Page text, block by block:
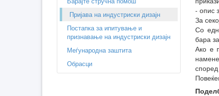
Пријава на индустриски дизајн
Постапка за ипитување и
признавање на индустриски дизајн
Меѓународна заштита
Обрасци
- опис
За
Со
бара
Ако е